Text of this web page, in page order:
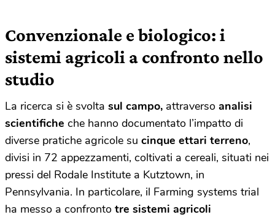
Convenzionale e biologico: i
sistemi agricoli a confronto nello
studio
La ricerca si è svolta sul campo, attraverso analisi
scientifiche che hanno documentato l’impatto di
diverse pratiche agricole su cinque ettari terreno,
divisi in 72 appezzamenti, coltivati a cereali, situati nei
pressi del Rodale Institute a Kutztown, in
Pennsylvania. In particolare, il Farming systems trial
ha messo a confronto tre sistemi agricoli